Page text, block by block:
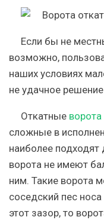
Если бы не
возможно,
наших условиях
не удачное
Откатные ворота
сложные в
наиболее подходят
ворота не имеют
ним. Такие ворота
соседский пес
этот зазор, то